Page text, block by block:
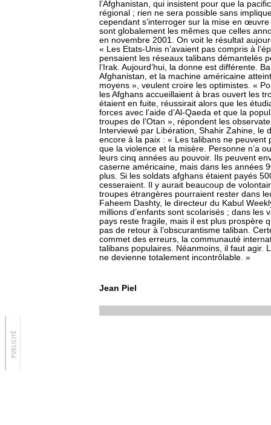
l’Afghanistan, qui insistent pour que la
régional ; rien ne sera possible sans
cependant s’interroger sur la mise en
sont globalement les mêmes que celles
en novembre 2001. On voit le résultat
« Les Etats-Unis n’avaient pas compris à
pensaient les réseaux talibans démantelés
l’Irak. Aujourd’hui, la donne est différente.
Afghanistan, et la machine américaine
moyens », veulent croire les optimistes. «
les Afghans accueillaient à bras ouvert les
étaient en fuite, réussirait alors que les
forces avec l’aide d’Al-Qaeda et que la
troupes de l’Otan », répondent les
Interviewé par Libération, Shahir Zahine, le
encore à la paix : « Les talibans ne peuvent
que la violence et la misère. Personne n’a
leurs cinq années au pouvoir. Ils peuvent
caserne américaine, mais dans les années
plus. Si les soldats afghans étaient payés
cesseraient. Il y aurait beaucoup de
troupes étrangères pourraient rester dans
Faheem Dashty, le directeur du Kabul
millions d’enfants sont scolarisés ; dans les
pays reste fragile, mais il est plus prospère
pas de retour à l’obscurantisme taliban.
commet des erreurs, la communauté
talibans populaires. Néanmoins, il faut agir.
ne devienne totalement incontrôlable. »
Jean Piel